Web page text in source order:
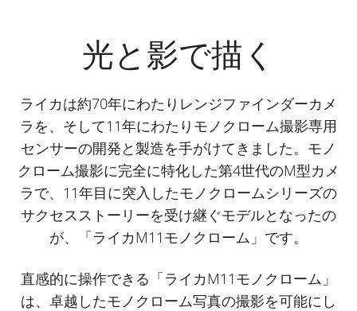
光と影で描く
ライカは約70年にわたりレンジファインダーカメ
ラを、そして11年にわたりモノクローム撮影専用
センサーの開発と製造を手がけてきました。モノ
クローム撮影に完全に特化した第4世代のM型カメ
ラで、11年目に突入したモノクロームシリーズの
サクセスストーリーを受け継ぐモデルとなったの
が、「ライカM11モノクローム」です。
直感的に操作できる「ライカM11モノクローム」
は、卓越したモノクローム写真の撮影を可能にし